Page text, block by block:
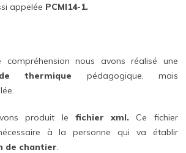
appelée PCMI14-1.
compréhension nous avons réalisé une
thermique pédagogique, mais
produit le fichier xml. Ce fichier
à la personne qui va établir
de chantier.